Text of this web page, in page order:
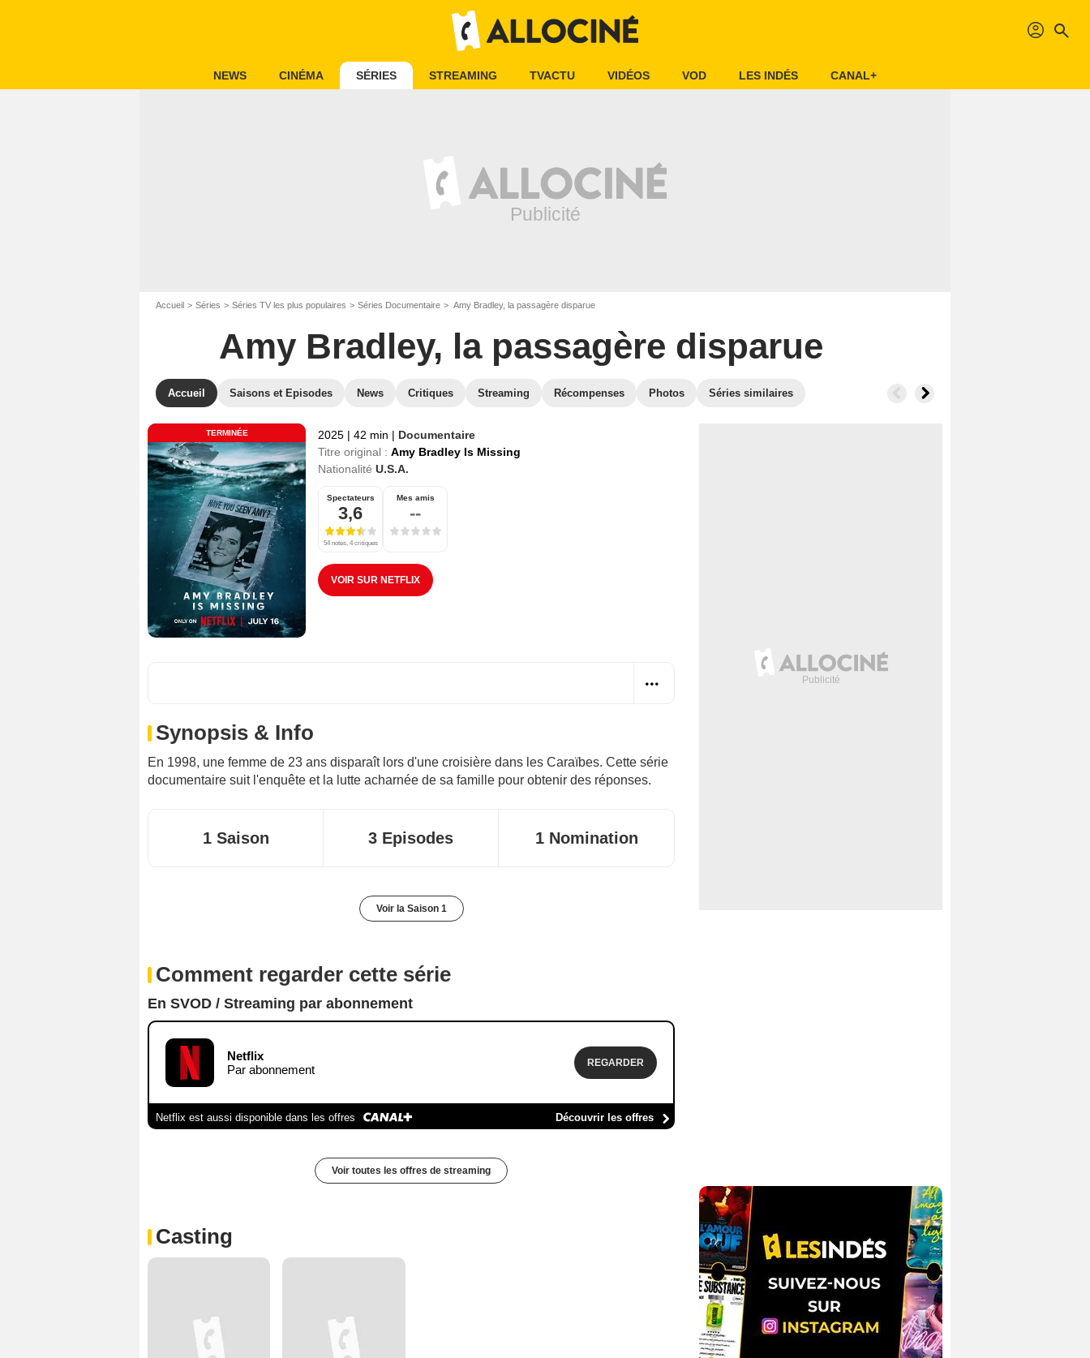
profil search
NEWS CINÉMA SÉRIES STREAMING TVACTU VIDÉOS VOD LES INDÉS CANAL+
Accueil Séries Séries TV les plus populaires Séries Documentaire Amy Bradley, la passagère disparue
Amy Bradley, la passagère disparue
Accueil Saisons et Episodes News Critiques Streaming Récompenses Photos Séries similaires
TERMINÉE 2025 | 42 min | Documentaire
Titre original : Amy Bradley Is Missing
Nationalité U.S.A.
Spectateurs
3,6
54 notes, 4 critiques
Mes amis
--
VOIR SUR NETFLIX
Synopsis & Info
En 1998, une femme de 23 ans disparaît lors d'une croisière dans les Caraïbes. Cette série
documentaire suit l'enquête et la lutte acharnée de sa famille pour obtenir des réponses.
1 Saison 3 Episodes 1 Nomination
Voir la Saison 1
Comment regarder cette série
En SVOD / Streaming par abonnement
Netflix
Par abonnement
REGARDER
Netflix est aussi disponible dans les offres Découvrir les offres
Voir toutes les offres de streaming
Casting